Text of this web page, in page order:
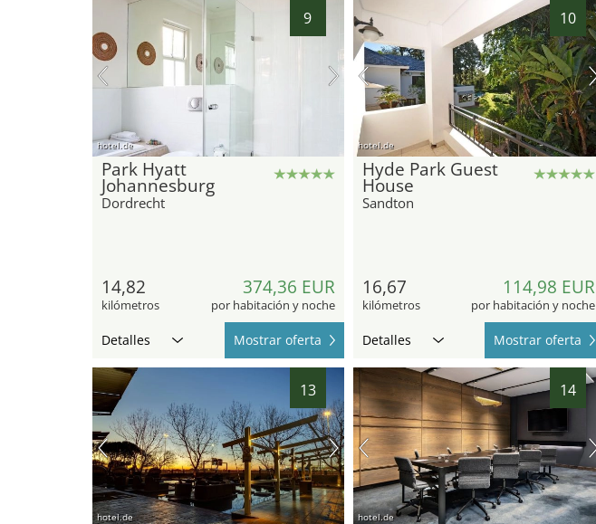
9
hotel.de
Park Hyatt
Johannesburg
Dordrecht
14,82
kilómetros
374,36 EUR
por habitación y noche
Detalles Mostrar oferta
10
hotel.de
Hyde Park Guest
House
Sandton
16,67
kilómetros
114,98 EUR
por habitación y noche
Detalles Mostrar oferta
13
hotel.de
14
hotel.de